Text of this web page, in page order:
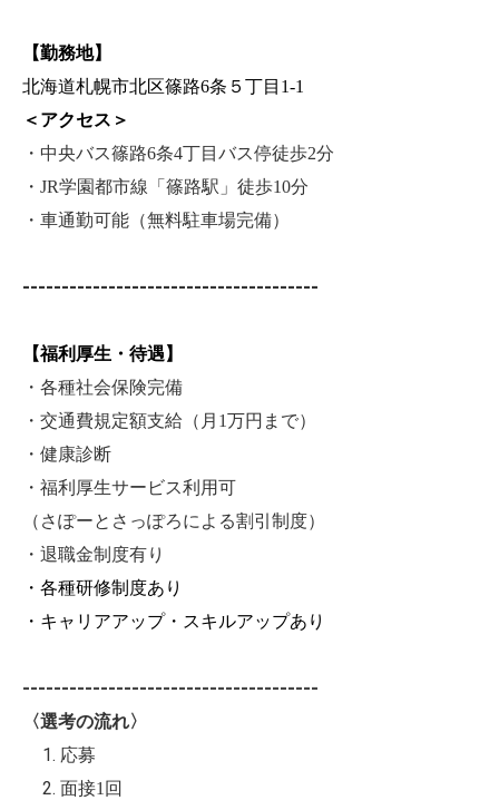
【勤務地】
北海道札幌市北区篠路6条５丁目1-1
＜アクセス＞
・中央バス篠路6条4丁目バス停徒歩2分
・JR学園都市線「篠路駅」徒歩10分
・車通勤可能（無料駐車場完備）
--------------------------------------
【福利厚生・待遇】
・各種社会保険完備
・交通費規定額支給（月1万円まで）
・健康診断
・福利厚生サービス利用可
（さぽーとさっぽろによる割引制度）
・退職金制度有り
・各種研修制度あり
・キャリアアップ・スキルアップあり
--------------------------------------
〈選考の流れ〉
応募
面接1回